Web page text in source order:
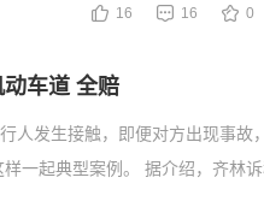
16 16 0
车道 全赔
人发生接触，即便对方出现事故
一起典型案例。 据介绍，齐林诉